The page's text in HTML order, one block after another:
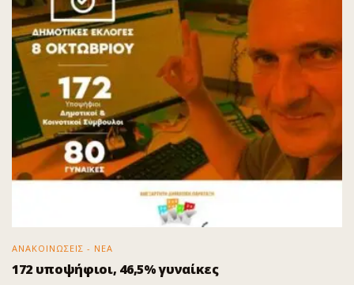
ΑΝΑΚΟΙΝΩΣΕΙΣ - ΝΕΑ
172 υποψήφιοι, 46,5% γυναίκες